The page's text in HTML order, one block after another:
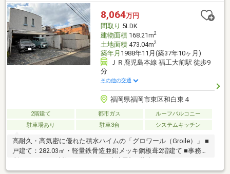
8,064万円
間取り 5LDK
建物面積168.21m2
土地面積473.04m2
築年月 1988年11月(築37年10ヶ月)
ＪＲ鹿児島本線 福工大前駅 徒歩9
分
その他の交通
福岡県福岡市東区和白東４
2階建て 都市ガス
ルーフバルコニー
駐車場あり
駐車3台 システムキッチン
高耐久・高気密に優れた積水ハイムの「グロワール（Groile）」 ■
戸建て：282.03㎡・軽量鉄骨造亜鉛メッキ鋼板葺2階建て ■事務
ー：12.74㎡、鉄骨造亜鉛メッキ鋼板ぶき □内装改修工事予定 □鹿